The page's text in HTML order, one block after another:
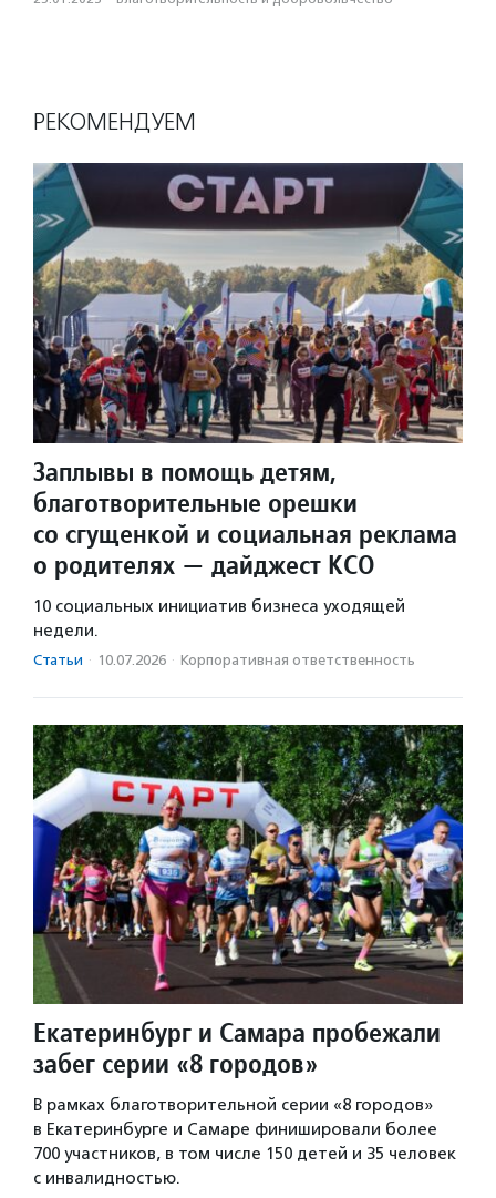
РЕКОМЕНДУЕМ
Заплывы в помощь детям,
благотворительные орешки
со сгущенкой и социальная реклама
о родителях — дайджест КСО
10 социальных инициатив бизнеса уходящей
недели.
Статьи · 10.07.2026 · Корпоративная ответственность
Екатеринбург и Самара пробежали
забег серии «8 городов»
В рамках благотворительной серии «8 городов»
в Екатеринбурге и Самаре финишировали более
700 участников, в том числе 150 детей и 35 человек
с инвалидностью.